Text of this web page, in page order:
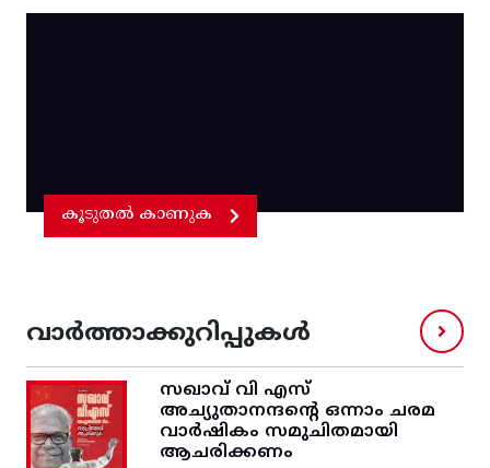
കൂടുതൽ കാണുക
വാർത്താക്കുറിപ്പുകൾ
സഖാവ് വി എസ്‌
അച്യുതാനന്ദന്റെ ഒന്നാം ചരമ
വാര്‍ഷികം സമുചിതമായി
ആചരിക്കണം